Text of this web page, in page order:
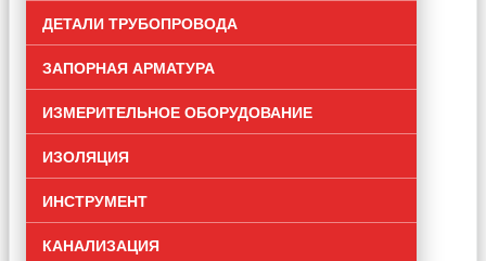
ДЕТАЛИ ТРУБОПРОВОДА
ЗАПОРНАЯ АРМАТУРА
ИЗМЕРИТЕЛЬНОЕ ОБОРУДОВАНИЕ
ИЗОЛЯЦИЯ
ИНСТРУМЕНТ
КАНАЛИЗАЦИЯ